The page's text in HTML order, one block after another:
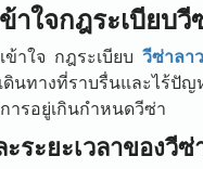
าใจกฎระเบียบวี
ข้าใจ กฎระเบียบ วีซ่าลาว
ดินทางที่ราบรื่นและไร้ปั
ารอยู่เกินกำหนดวีซ่า
ระยะเวลาของวีซ่